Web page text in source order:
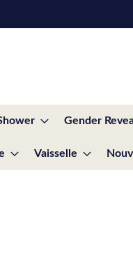
Gender
Vaisselle